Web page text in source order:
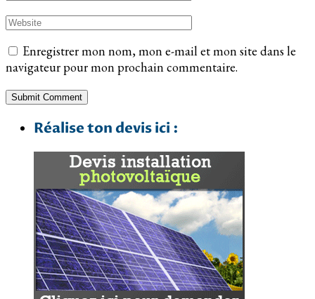
Enregistrer mon nom, mon e-mail et mon site dans le
navigateur pour mon prochain commentaire.
Réalise ton devis ici :